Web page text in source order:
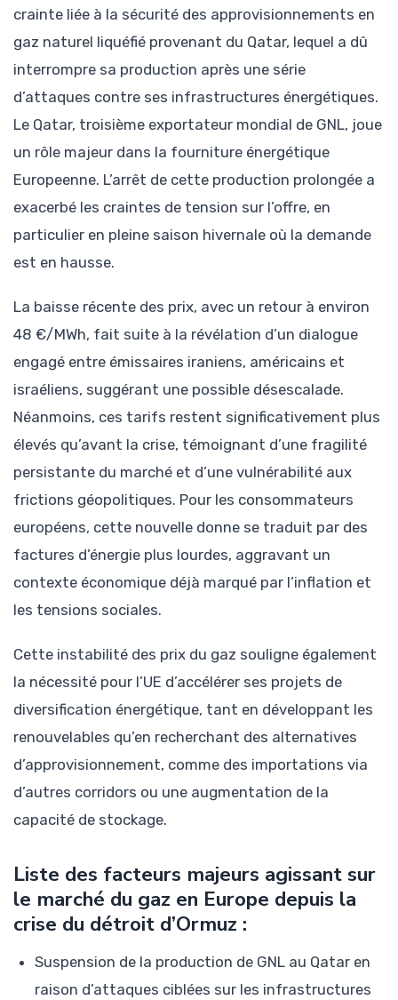
crainte liée à la sécurité des approvisionnements en
gaz naturel liquéfié provenant du Qatar, lequel a dû
interrompre sa production après une série
d’attaques contre ses infrastructures énergétiques.
Le Qatar, troisième exportateur mondial de GNL, joue
un rôle majeur dans la fourniture énergétique
Europeenne. L’arrêt de cette production prolongée a
exacerbé les craintes de tension sur l’offre, en
particulier en pleine saison hivernale où la demande
est en hausse.
La baisse récente des prix, avec un retour à environ
48 €/MWh, fait suite à la révélation d’un dialogue
engagé entre émissaires iraniens, américains et
israéliens, suggérant une possible désescalade.
Néanmoins, ces tarifs restent significativement plus
élevés qu’avant la crise, témoignant d’une fragilité
persistante du marché et d’une vulnérabilité aux
frictions géopolitiques. Pour les consommateurs
européens, cette nouvelle donne se traduit par des
factures d’énergie plus lourdes, aggravant un
contexte économique déjà marqué par l’inflation et
les tensions sociales.
Cette instabilité des prix du gaz souligne également
la nécessité pour l’UE d’accélérer ses projets de
diversification énergétique, tant en développant les
renouvelables qu’en recherchant des alternatives
d’approvisionnement, comme des importations via
d’autres corridors ou une augmentation de la
capacité de stockage.
Liste des facteurs majeurs agissant sur
le marché du gaz en Europe depuis la
crise du détroit d’Ormuz :
Suspension de la production de GNL au Qatar en
raison d’attaques ciblées sur les infrastructures